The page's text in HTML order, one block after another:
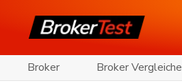
Broker Broker Vergleiche